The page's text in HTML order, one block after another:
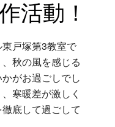
活動！
戸塚第3教室で
秋の風を感じる
がお過ごしでし
寒暖差が激しく
底して過ごして